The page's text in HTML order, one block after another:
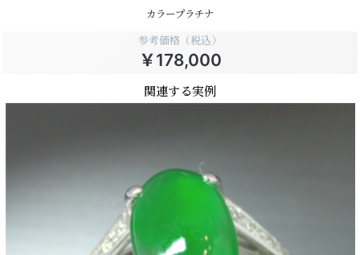
カラープラチナ
参考価格（税込）
￥178,000
関連する実例